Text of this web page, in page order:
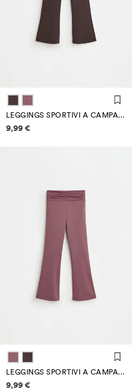
LEGGINGS SPORTIVI A CAMPANA
Informazioni sui prezzi
9,99 €
LEGGINGS SPORTIVI A CAMPANA
Informazioni sui prezzi
9,99 €